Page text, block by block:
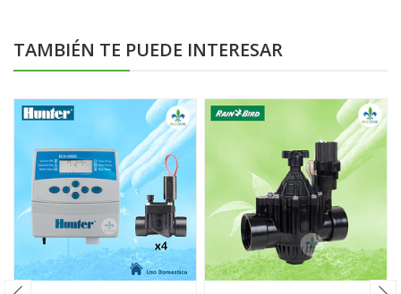
TAMBIÉN TE PUEDE INTERESAR